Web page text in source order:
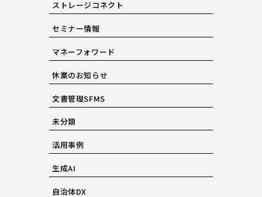
ストレージコネクト
セミナー情報
マネーフォワード
休業のお知らせ
文書管理SFMS
未分類
活用事例
生成AI
自治体DX